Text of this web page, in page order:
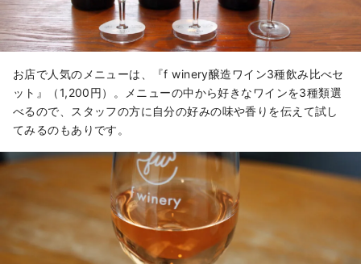
お店で人気のメニューは、『f winery醸造ワイン3種飲み比べセ
ット』（1,200円）。メニューの中から好きなワインを3種類選
べるので、スタッフの方に自分の好みの味や香りを伝えて試し
てみるのもありです。